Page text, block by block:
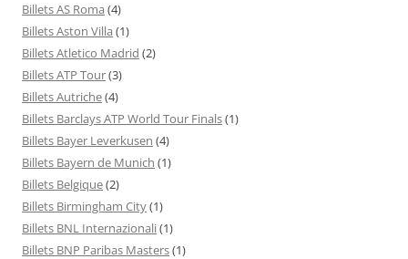
Billets AS Roma (4)
Billets Aston Villa (1)
Billets Atletico Madrid (2)
Billets ATP Tour(3)
Billets Autriche(4)
Billets Barclays ATP World Tour Finals(1)
Billets Bayer Leverkusen (4)
Billets Bayern de Munich (1)
Billets Belgique(2)
Billets Birmingham City(1)
Billets BNL Internazionali(1)
Billets BNP Paribas Masters(1)